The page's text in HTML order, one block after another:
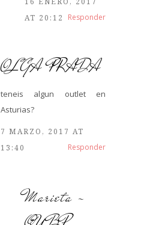
AT 20:12
Responder
OLGA PRADA
teneis algun outlet en
Asturias?
7 MARZO, 2017 AT
13:40
Responder
Marieta -